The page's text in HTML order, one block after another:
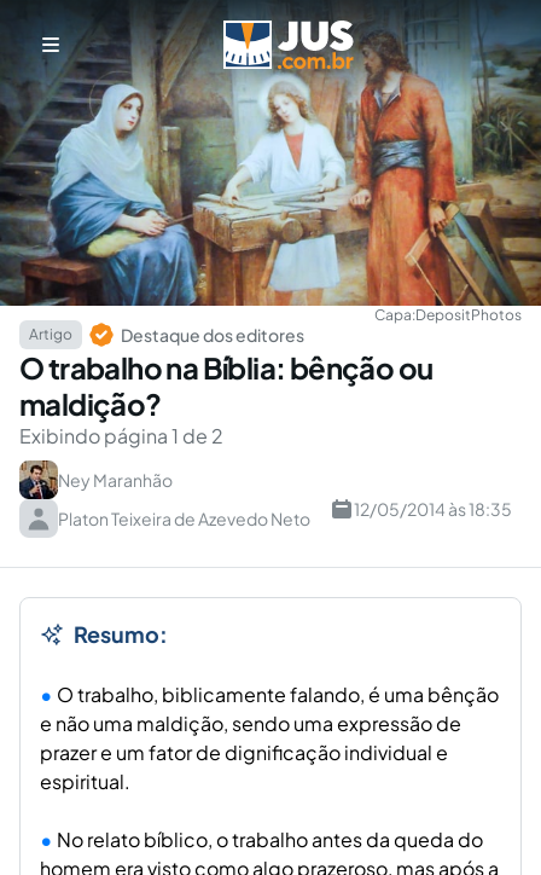
Capa:DepositPhotos
Artigo
Destaque dos editores
O trabalho na Bíblia: bênção ou
maldição?
Exibindo página 1 de 2
Ney Maranhão
Platon Teixeira de Azevedo Neto
12/05/2014 às 18:35
Resumo:
O trabalho, biblicamente falando, é uma bênção
e não uma maldição, sendo uma expressão de
prazer e um fator de dignificação individual e
espiritual.
No relato bíblico, o trabalho antes da queda do
homem era visto como algo prazeroso, mas após a